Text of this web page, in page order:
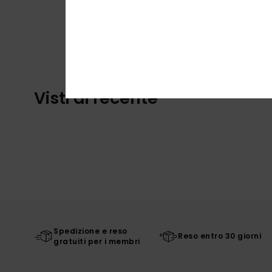
Visti di recente
Spedizione e reso
gratuiti per i membri
Reso entro 30 giorni